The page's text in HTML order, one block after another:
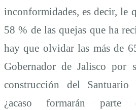
inconformidades, es decir, le
58 % de las quejas que ha
hay que olvidar las más de
Gobernador de Jalisco por
construcción del
¿acaso formarán parte